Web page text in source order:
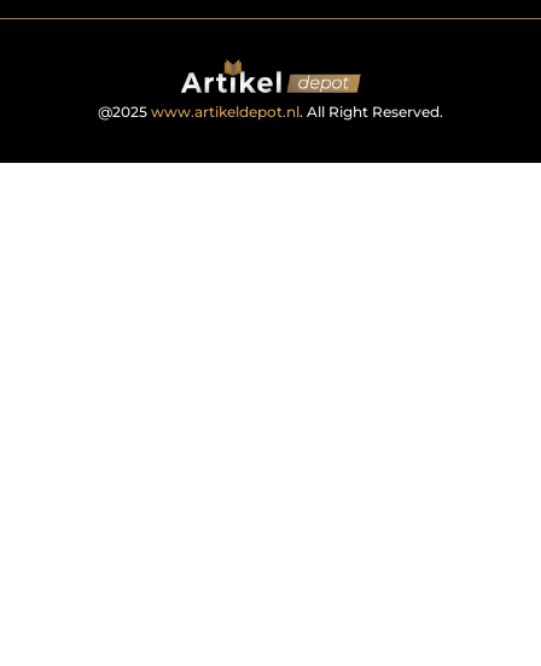
@2025 www.artikeldepot.nl. All Right Reserved.